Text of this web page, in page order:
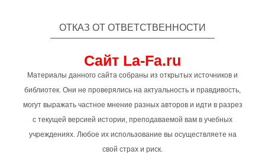
ОТКАЗ ОТ ОТВЕТСТВЕННОСТИ
Сайт La-Fa.ru
Материалы данного сайта собраны из открытых источников и
библиотек. Они не проверялись на актуальность и правдивость,
могут выражать частное мнение разных авторов и идти в разрез
с текущей версией истории, преподаваемой вам в учебных
учреждениях. Любое их использование вы осуществляете на
свой страх и риск.